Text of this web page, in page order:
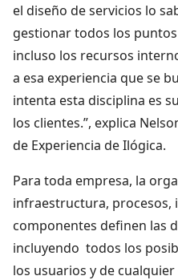
el diseño de servicios lo
gestionar todos los
incluso los recursos
a esa experiencia que se
intenta esta disciplina es
los clientes.”, explica
de Experiencia de Ilógica.
Para toda empresa, la
infraestructura, procesos,
componentes definen las
incluyendo todos los
los usuarios y de